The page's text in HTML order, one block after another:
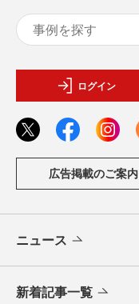
ログイン
広告掲載のご案内
ニュース
新着記事一覧